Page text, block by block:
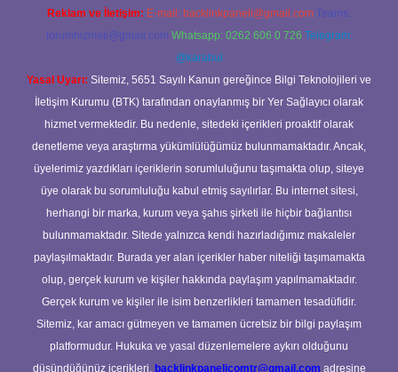
Reklam ve İletişim: E-mail: backlinkpaneli@gmail.com Teams:
forumhizmeti@gmail.com Whatsapp: 0262 606 0 726 Telegram:
@karabul
Yasal Uyarı: Sitemiz, 5651 Sayılı Kanun gereğince Bilgi Teknolojileri ve
İletişim Kurumu (BTK) tarafından onaylanmış bir Yer Sağlayıcı olarak
hizmet vermektedir. Bu nedenle, sitedeki içerikleri proaktif olarak
denetleme veya araştırma yükümlülüğümüz bulunmamaktadır. Ancak,
üyelerimiz yazdıkları içeriklerin sorumluluğunu taşımakta olup, siteye
üye olarak bu sorumluluğu kabul etmiş sayılırlar. Bu internet sitesi,
herhangi bir marka, kurum veya şahıs şirketi ile hiçbir bağlantısı
bulunmamaktadır. Sitede yalnızca kendi hazırladığımız makaleler
paylaşılmaktadır. Burada yer alan içerikler haber niteliği taşımamakta
olup, gerçek kurum ve kişiler hakkında paylaşım yapılmamaktadır.
Gerçek kurum ve kişiler ile isim benzerlikleri tamamen tesadüfidir.
Sitemiz, kar amacı gütmeyen ve tamamen ücretsiz bir bilgi paylaşım
platformudur. Hukuka ve yasal düzenlemelere aykırı olduğunu
düşündüğünüz içerikleri, backlinkpanelicomtr@gmail.com adresine